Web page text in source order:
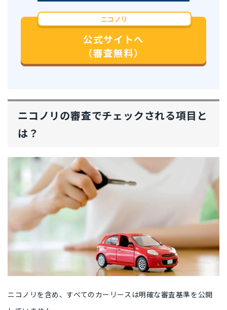
ニコノリ
公式サイトへ
（審査無料）
ニコノリの審査でチェックされる項目と
は？
ニコノリを含め、すべてのカーリースは明確な審査基準を公開